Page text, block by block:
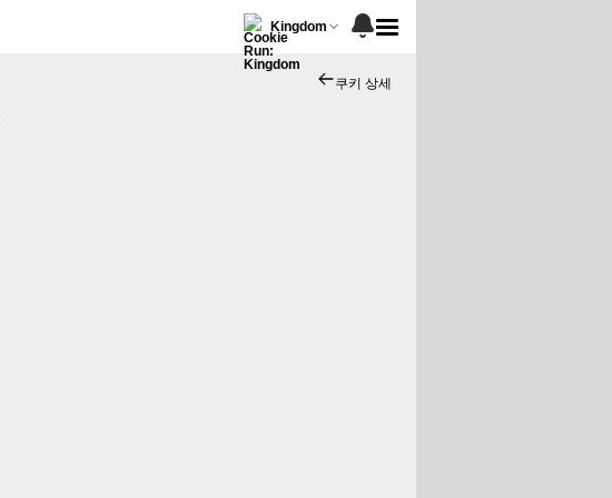
Kingdom
쿠키 상세